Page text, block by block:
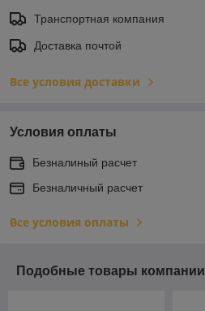
Транспортная компания
Доставка почтой
Все условия доставки
Условия оплаты
Безналиный расчет
Безналичный расчет
Все условия оплаты
Подобные товары компании